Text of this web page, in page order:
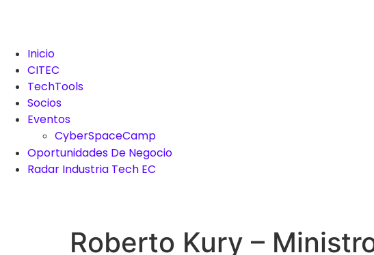
Inicio
CITEC
TechTools
Socios
Eventos
CyberSpaceCamp
Oportunidades De Negocio
Radar Industria Tech EC
Roberto Kury –